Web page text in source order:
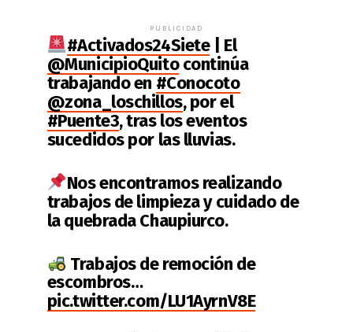
PUBLICIDAD
#Activados24Siete| El
@MunicipioQuitocontinúa
trabajando en #Conocoto
@zona_loschillos, por el
#Puente3, tras los eventos
sucedidos por las lluvias.
Nos encontramos realizando
trabajos de limpieza y cuidado de
la quebrada Chaupiurco.
Trabajos de remoción de
escombros…
pic.twitter.com/LU1AyrnV8E